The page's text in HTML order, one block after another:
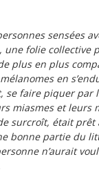
sensées
folie collective
plus en plus
en
se faire piquer par
miasmes et leurs
surcroît, était prêt
bonne partie du
n’aurait